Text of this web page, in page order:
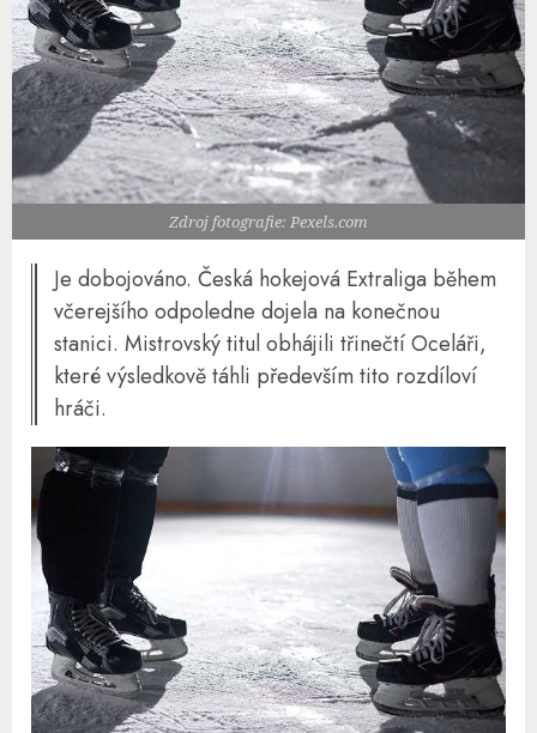
Zdroj fotografie: Pexels.com
Je dobojováno. Česká hokejová Extraliga během
včerejšího odpoledne dojela na konečnou
stanici. Mistrovský titul obhájili třinečtí Oceláři,
které výsledkově táhli především tito rozdíloví
hráči.